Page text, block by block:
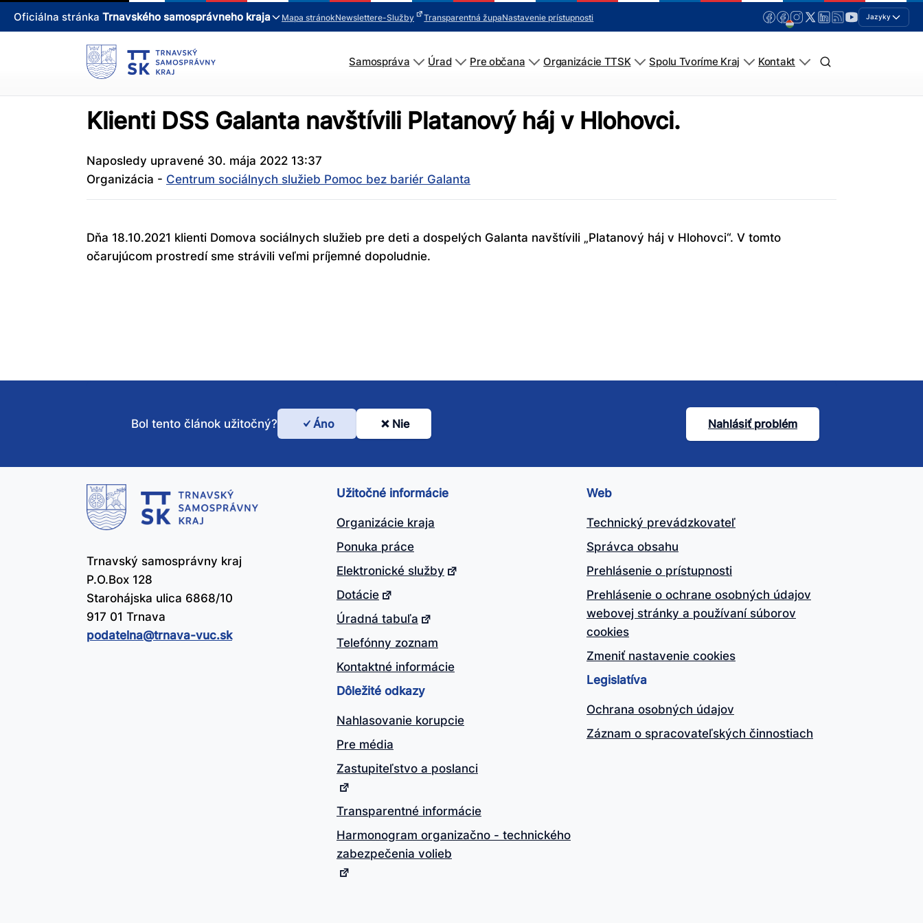
Oficiálna stránka Trnavského samosprávneho kraja Mapa stránokNewslettere-Služby Transparentná župaNastavenie prístupnosti Jazyky
Samospráva Úrad Pre občana Organizácie TTSK Spolu Tvoríme Kraj Kontakt
Klienti DSS Galanta navštívili Platanový háj v Hlohovci.
Naposledy upravené 30. mája 2022 13:37
Organizácia - Centrum sociálnych služieb Pomoc bez bariér Galanta
Dňa 18.10.2021 klienti Domova sociálnych služieb pre deti a dospelých Galanta navštívili „Platanový háj v Hlohovci“. V tomto
očarujúcom prostredí sme strávili veľmi príjemné dopoludnie.
Bol
tento
článok
užitočný?
Bol tento článok užitočný? Áno Nie Nahlásiť problém
Trnavský samosprávny kraj
P.O.Box 128
Starohájska ulica 6868/10
917 01 Trnava
podatelna@​trnava-vuc.sk
Užitočné informácie
Organizácie kraja
Ponuka práce
Elektronické služby
Dotácie
Úradná tabuľa
Telefónny zoznam
Kontaktné informácie
Dôležité odkazy
Nahlasovanie korupcie
Pre média
Zastupiteľstvo a poslanci
Transparentné informácie
Harmonogram organizačno - technického
zabezpečenia volieb
Web
Technický prevádzkovateľ
Správca obsahu
Prehlásenie o prístupnosti
Prehlásenie o ochrane osobných údajov
webovej stránky a používaní súborov
cookies
Zmeniť nastavenie cookies
Legislatíva
Ochrana osobných údajov
Záznam o spracovateľských činnostiach